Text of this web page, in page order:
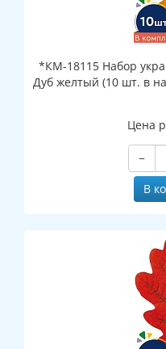
*КМ-18115 Набор
Дуб желтый (10 шт. в
Цена
−
В